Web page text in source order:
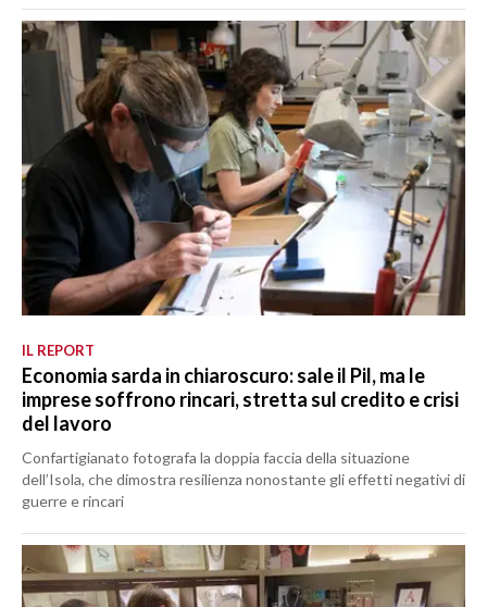
IL REPORT
Economia sarda in chiaroscuro: sale il Pil, ma le
imprese soffrono rincari, stretta sul credito e crisi
del lavoro
Confartigianato fotografa la doppia faccia della situazione
dell’Isola, che dimostra resilienza nonostante gli effetti negativi di
guerre e rincari